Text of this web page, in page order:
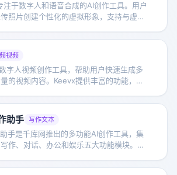
于数字人和语音合成的AI创作工具。用户
照片创建个性化的虚拟形象，支持与虚拟
视频
字人视频创作工具，帮助用户快速生成多
的视频内容。Keevx提供丰富的功能，包
转视频等。用户可以用 210+ 海外原生数
40+ 视频模板，结合 70+ 种语言和 180+
作出符合需求的视频。
助手 写作文本
手是千库网推出的多功能AI创作工具，集
作、对话、办公和娱乐五大功能模块。通
等服务，提升工作效率和生活品质。